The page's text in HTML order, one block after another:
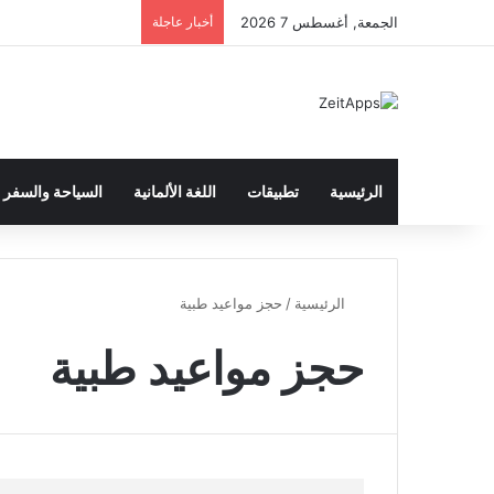
الجمعة, أغسطس 7 2026 أخبار عاجلة
الرئيسية تطبيقات اللغة الألمانية السياحة والسفر
الرئيسية / حجز مواعيد طبية
حجز مواعيد طبية